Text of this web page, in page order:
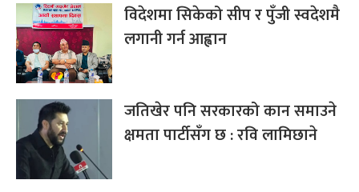
विदेशमा सिकेको सीप र पुँजी स्वदेशमै
लगानी गर्न आह्वान
जतिखेर पनि सरकारको कान समाउने
क्षमता पार्टीसँग छ : रवि लामिछाने